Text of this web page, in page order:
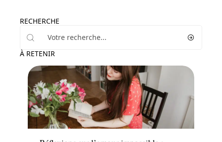
RECHERCHE
À RETENIR
Actu